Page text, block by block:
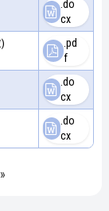
.do
cx
.pd
f
.do
cx
.do
cx
»